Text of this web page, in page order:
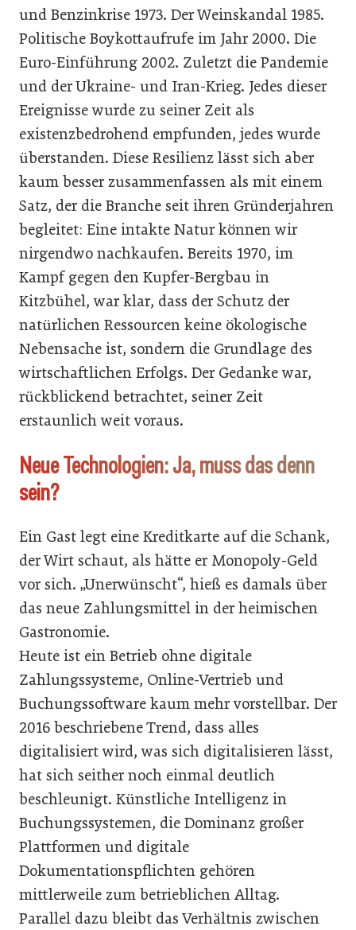
und Benzinkrise 1973. Der Weinskandal 1985.
Politische Boykottaufrufe im Jahr 2000. Die
Euro-Einführung 2002. Zuletzt die Pandemie
und der Ukraine- und Iran-Krieg. Jedes dieser
Ereignisse wurde zu seiner Zeit als
existenzbedrohend empfunden, jedes wurde
überstanden. Diese Resilienz lässt sich aber
kaum besser zusammenfassen als mit einem
Satz, der die Branche seit ihren Gründerjahren
begleitet: Eine intakte Natur können wir
nirgendwo nachkaufen. Bereits 1970, im
Kampf gegen den Kupfer-Bergbau in
Kitzbühel, war klar, dass der Schutz der
natürlichen Ressourcen keine ökologische
Nebensache ist, sondern die Grundlage des
wirtschaftlichen Erfolgs. Der Gedanke war,
rückblickend betrachtet, seiner Zeit
erstaunlich weit voraus.
Neue Technologien: Ja, muss das denn
sein?
Ein Gast legt eine Kreditkarte auf die Schank,
der Wirt schaut, als hätte er Monopoly-Geld
vor sich. „Unerwünscht“, hieß es damals über
das neue Zahlungsmittel in der heimischen
Gastronomie.
Heute ist ein Betrieb ohne digitale
Zahlungssysteme, Online-Vertrieb und
Buchungssoftware kaum mehr vorstellbar. Der
2016 beschriebene Trend, dass alles
digitalisiert wird, was sich digitalisieren lässt,
hat sich seither noch einmal deutlich
beschleunigt. Künstliche Intelligenz in
Buchungssystemen, die Dominanz großer
Plattformen und digitale
Dokumentationspflichten gehören
mittlerweile zum betrieblichen Alltag.
Parallel dazu bleibt das Verhältnis zwischen